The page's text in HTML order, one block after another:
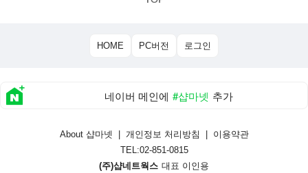
HOME PC버전 로그인
네이버 메인에 #샵마넷 추가
About 샵마넷 개인정보 처리방침
이용약관
TEL:02-851-0815
(주)샵네트웍스 대표 이인용